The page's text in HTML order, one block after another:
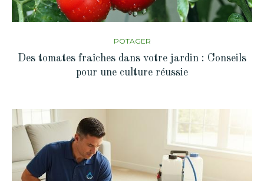
POTAGER
Des tomates fraîches dans votre jardin : Conseils
pour une culture réussie